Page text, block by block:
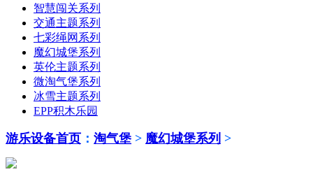
智慧闯关系列
交通主题系列
七彩绳网系列
魔幻城堡系列
英伦主题系列
微淘气堡系列
冰雪主题系列
EPP积木乐园
游乐设备首页 ： 淘气堡 > 魔幻城堡系列 >